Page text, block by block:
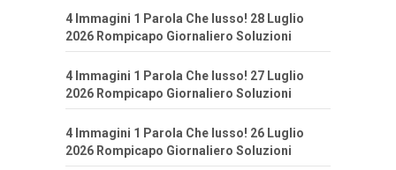
4 Immagini 1 Parola Che lusso! 28 Luglio
2026 Rompicapo Giornaliero Soluzioni
4 Immagini 1 Parola Che lusso! 27 Luglio
2026 Rompicapo Giornaliero Soluzioni
4 Immagini 1 Parola Che lusso! 26 Luglio
2026 Rompicapo Giornaliero Soluzioni